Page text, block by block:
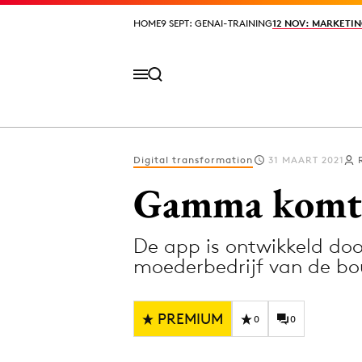
HOME9 SEPT: GENAI-TRAINING12 NOV:
HOME9 SEPT: GENAI-TRAINING12 NOV:
Digital
Diversiteit
Digital transformation 31 MAART 2021
Gamma
De app is ontwikkeld
moederbedrijf van de
PREMIUM 0 0